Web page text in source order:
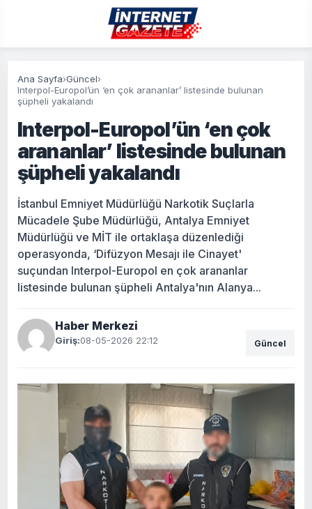
Ana Sayfa›Güncel›
Interpol-Europol’ün ‘en çok arananlar’ listesinde bulunan
şüpheli yakalandı
Interpol-Europol’ün ‘en çok
arananlar’ listesinde bulunan
şüpheli yakalandı
İstanbul Emniyet Müdürlüğü Narkotik Suçlarla
Mücadele Şube Müdürlüğü, Antalya Emniyet
Müdürlüğü ve MİT ile ortaklaşa düzenlediği
operasyonda, ‘Difüzyon Mesajı ile Cinayet'
suçundan Interpol-Europol en çok arananlar
listesinde bulunan şüpheli Antalya'nın Alanya...
Haber Merkezi
Giriş:08-05-2026 22:12 Güncel